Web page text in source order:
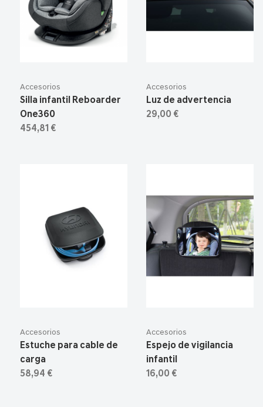
Accesorios
Silla infantil Reboarder
One360
454,81 €
Accesorios
Luz de advertencia
29,00 €
Accesorios
Estuche para cable de
carga
58,94 €
Accesorios
Espejo de vigilancia
infantil
16,00 €